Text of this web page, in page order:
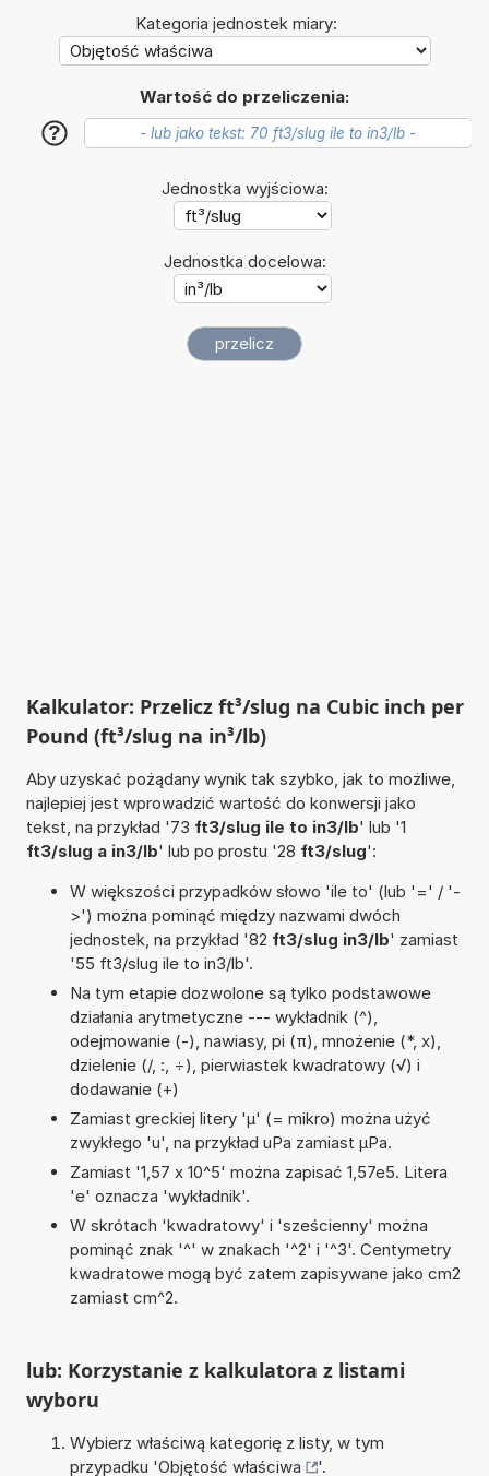
Kategoria jednostek miary:
Wartość do przeliczenia:
?
Jednostka wyjściowa:
Jednostka docelowa:
Kalkulator: Przelicz ft³/slug na Cubic inch per
Pound (ft³/slug na in³/lb)
Aby uzyskać pożądany wynik tak szybko, jak to możliwe,
najlepiej jest wprowadzić wartość do konwersji jako
tekst, na przykład '73 ft3/slug ile to in3/lb' lub '1
ft3/slug a in3/lb' lub po prostu '28 ft3/slug':
W większości przypadków słowo 'ile to' (lub '=' / '-
>') można pominąć między nazwami dwóch
jednostek, na przykład '82 ft3/slug in3/lb' zamiast
'55 ft3/slug ile to in3/lb'.
Na tym etapie dozwolone są tylko podstawowe
działania arytmetyczne --- wykładnik (^),
odejmowanie (-), nawiasy, pi (π), mnożenie (*, x),
dzielenie (/, :, ÷), pierwiastek kwadratowy (√) i
dodawanie (+)
Zamiast greckiej litery 'µ' (= mikro) można użyć
zwykłego 'u', na przykład uPa zamiast µPa.
Zamiast '1,57 x 10^5' można zapisać 1,57e5. Litera
'e' oznacza 'wykładnik'.
W skrótach 'kwadratowy' i 'sześcienny' można
pominąć znak '^' w znakach '^2' i '^3'. Centymetry
kwadratowe mogą być zatem zapisywane jako cm2
zamiast cm^2.
lub: Korzystanie z kalkulatora z listami
wyboru
Wybierz właściwą kategorię z listy, w tym
przypadku 'Objętość właściwa
'.